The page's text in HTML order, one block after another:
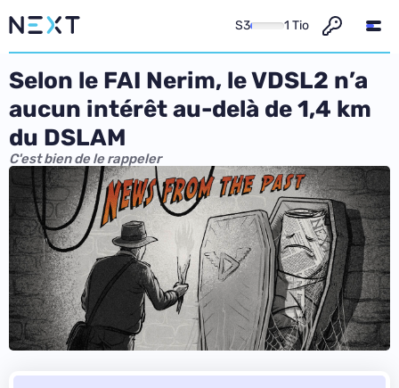
S3 1 Tio
Selon le FAI Nerim, le VDSL2 n’a
aucun intérêt au-delà de 1,4 km
du DSLAM
C'est bien de le rappeler